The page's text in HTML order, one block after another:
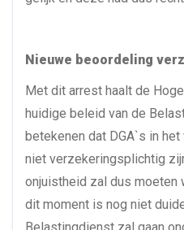
Nieuwe beoordeling
Met dit arrest haalt de
huidige beleid van de
betekenen dat DGA`s in
niet verzekeringsplichtig
onjuistheid zal dus moeten
dit moment is nog niet